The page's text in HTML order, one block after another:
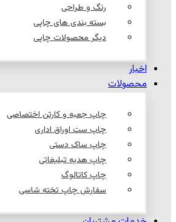
رنگ و طراحی
بسته بندی های چاپی
دیگر محصولات چاپی
اخبار
محصولات
چاپ جعبه و کارتن اختصاصی
چاپ ست اوراق اداری
چاپ ساک دستی
چاپ هدیه تبلیغاتی
چاپ کاتالوگ
سفارش چاپ تخته شاسی